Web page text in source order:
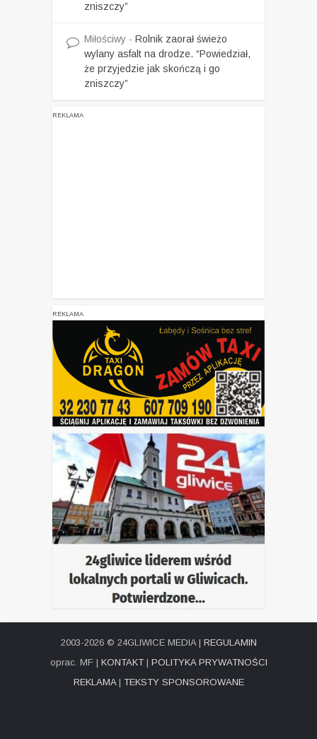
zniszczy”
Miłościwy - Rolnik zaorał świeżo
wylany asfalt na drodze. “Powiedział,
że przyjedzie jak skończą i go
zniszczy”
REKLAMA
REKLAMA
2003-2026 © 24GLIWICE MEDIA | REGULAMIN
oprac. MF | KONTAKT| POLITYKA PRYWATNOŚCI
REKLAMA| TEKSTY SPONSOROWANE